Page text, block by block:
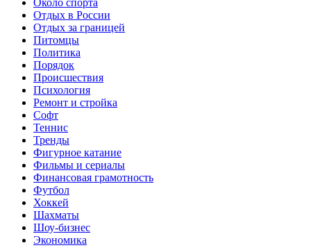
Отдых в России
Отдых за границей
Питомцы
Политика
Порядок
Происшествия
Психология
Ремонт и стройка
Софт
Теннис
Тренды
Фигурное катание
Фильмы и сериалы
Финансовая грамотность
Футбол
Хоккей
Шахматы
Шоу-бизнес
Экономика